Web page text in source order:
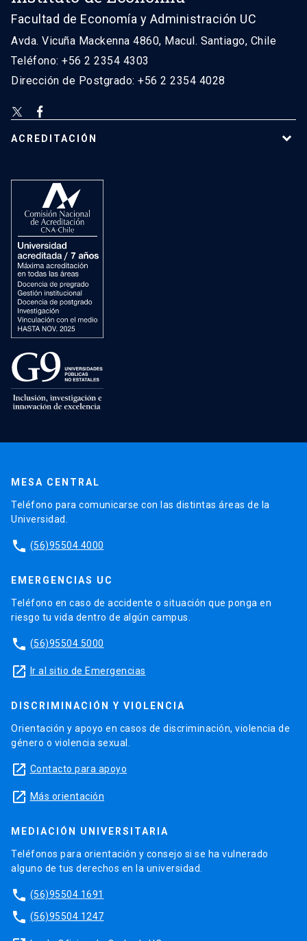
Facultad de Economía y Administración UC
Avda. Vicuña Mackenna 4860, Macul. Santiago, Chile
Teléfono: +56 2 2354 4303
Dirección de Postgrado: +56 2 2354 4028
ACREDITACIÓN
MESA CENTRAL
Teléfono para comunicarse con las distintas áreas de la
Universidad.
phone (56)95504 4000
EMERGENCIAS UC
Teléfono en caso de accidente o situación que ponga en
riesgo tu vida dentro de algún campus.
phone (56)95504 5000
launch Ir al sitio de Emergencias
DISCRIMINACIÓN Y VIOLENCIA
Orientación y apoyo en casos de discriminación, violencia de
género o violencia sexual.
launch Contacto para apoyo
launch Más orientación
MEDIACIÓN UNIVERSITARIA
Teléfonos para orientación y consejo si se ha vulnerado
alguno de tus derechos en la universidad.
phone (56)95504 1691
phone (56)95504 1247